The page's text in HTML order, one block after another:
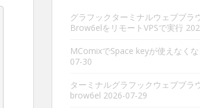
グラフックターミナルウェブブラ
Brow6elをリモートVPSで実行
MComixでSpace keyが使えなくな
07-30
ターミナルグラフックウェブブラ
brow6el 2026-07-29